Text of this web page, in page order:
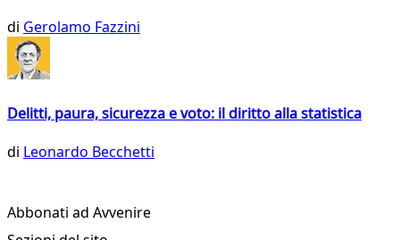
di Gerolamo Fazzini
Delitti, paura, sicurezza e voto: il diritto alla statistica
di Leonardo Becchetti
Abbonati ad Avvenire